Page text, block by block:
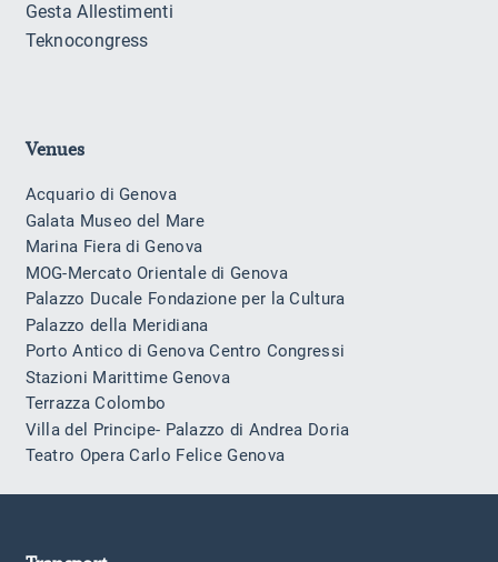
Gesta Allestimenti
Teknocongress
Venues
Acquario di Genova
Galata Museo del Mare
Marina Fiera di Genova
MOG-Mercato Orientale di Genova
Palazzo Ducale Fondazione per la Cultura
Palazzo della Meridiana
Porto Antico di Genova Centro Congressi
Stazioni Marittime Genova
Terrazza Colombo
Villa del Principe- Palazzo di Andrea Doria
Teatro Opera Carlo Felice Genova